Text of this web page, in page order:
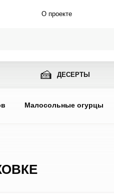
О проекте
🍰 ДЕСЕРТЫ
Малосольные огурцы